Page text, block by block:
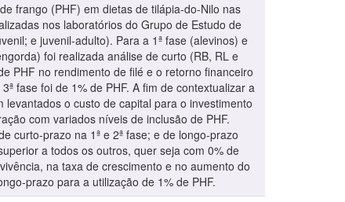
frango (PHF) em dietas de tilápia-do-Nilo nas
nos laboratórios do Grupo de Estudo de
e juvenil-adulto). Para a 1ª fase (alevinos) e
foi realizada análise de curto (RB, RL e
PHF no rendimento de filé e o retorno financeiro
fase foi de 1% de PHF. A fim de contextualizar a
o custo de capital para o investimento
com variados níveis de inclusão de PHF.
curto-prazo na 1ª e 2ª fase; e de longo-prazo
a todos os outros, quer seja com 0% de
na taxa de crescimento e no aumento do
prazo para a utilização de 1% de PHF.